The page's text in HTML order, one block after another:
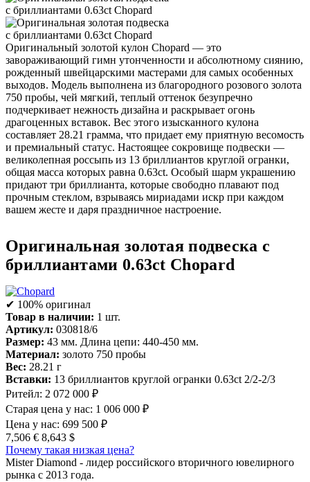
Оригинальная золотая подвеска с
бриллиантами 0.63ct Chopard
Оригинальный золотой кулон Chopard — это
завораживающий гимн утонченности и абсолютному сиянию,
рожденный швейцарскими мастерами для самых особенных
выходов. Модель выполнена из благородного розового золота
750 пробы, чей мягкий, теплый оттенок безупречно
подчеркивает нежность дизайна и раскрывает огонь
драгоценных вставок. Вес этого изысканного кулона
составляет 28.21 грамма, что придает ему приятную весомость
и премиальный статус. Настоящее сокровище подвески —
великолепная россыпь из 13 бриллиантов круглой огранки,
общая масса которых равна 0.63ct. Особый шарм украшению
придают три бриллианта, которые свободно плавают под
прочным стеклом, взрываясь мириадами искр при каждом
вашем жесте и даря праздничное настроение.
✔ 100% оригинал
Товар в наличии: 1 шт.
Артикул: 030818/6
Размер: 43 мм. Длина цепи: 440-450 мм.
Материал: золото 750 пробы
Вес: 28.21 г
Вставки: 13 бриллиантов круглой огранки 0.63ct 2/2-2/3
Ритейл: 2 072 000 ₽
Старая цена у нас: 1 006 000 ₽
Цена у нас: 699 500 ₽
7,506 € 8,643 $
Почему такая низкая цена?
Mister Diamond - лидер российского вторичного ювелирного
рынка с 2013 года.